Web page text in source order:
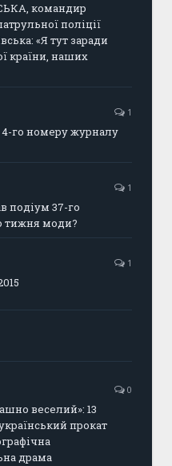
командир
поліції
«Я тут заради
країни, наших
1
4-го номеру журналу
1
подіум 37-го
тижня моди?
1
0
веселий»: 13
прокат
драма